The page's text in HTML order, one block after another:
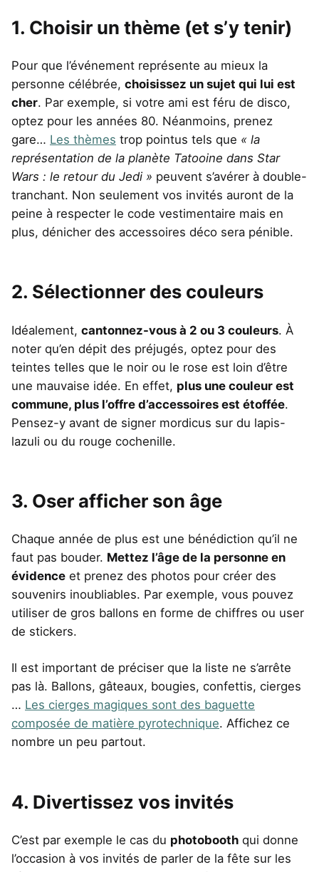
1. Choisir un thème (et s’y tenir)
Pour que l’événement représente au mieux la
personne célébrée, choisissez un sujet qui lui est
cher. Par exemple, si votre ami est féru de disco,
optez pour les années 80. Néanmoins, prenez
gare… Les thèmes trop pointus tels que « la
représentation de la planète Tatooine dans Star
Wars : le retour du Jedi » peuvent s’avérer à double-
tranchant. Non seulement vos invités auront de la
peine à respecter le code vestimentaire mais en
plus, dénicher des accessoires déco sera pénible.
2. Sélectionner des couleurs
Idéalement, cantonnez-vous à 2 ou 3 couleurs. À
noter qu’en dépit des préjugés, optez pour des
teintes telles que le noir ou le rose est loin d’être
une mauvaise idée. En effet, plus une couleur est
commune, plus l’offre d’accessoires est étoffée.
Pensez-y avant de signer mordicus sur du lapis-
lazuli ou du rouge cochenille.
3. Oser afficher son âge
Chaque année de plus est une bénédiction qu’il ne
faut pas bouder. Mettez l’âge de la personne en
évidence et prenez des photos pour créer des
souvenirs inoubliables. Par exemple, vous pouvez
utiliser de gros ballons en forme de chiffres ou user
de stickers.
Il est important de préciser que la liste ne s’arrête
pas là. Ballons, gâteaux, bougies, confettis, cierges
… Les cierges magiques sont des baguette
composée de matière pyrotechnique. Affichez ce
nombre un peu partout.
4. Divertissez vos invités
C’est par exemple le cas du photobooth qui donne
l’occasion à vos invités de parler de la fête sur les